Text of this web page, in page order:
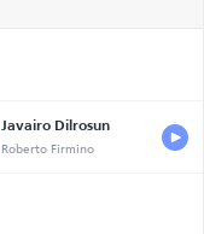
Javairo Dilrosun
Roberto Firmino